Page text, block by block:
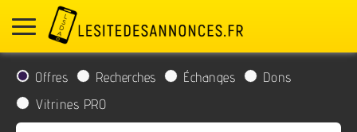
Offres Recherches Échanges
Dons
Vitrines PRO